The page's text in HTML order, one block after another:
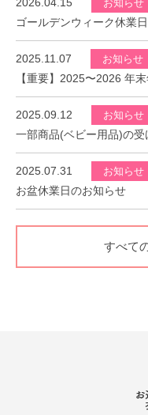
お知らせ
ゴールデンウィーク休業
2025.11.07 お知らせ
【重要】2025〜2026 年
2025.09.12 お知らせ
一部商品(ベビー用品)の受
2025.07.31 お知らせ
お盆休業日のお知らせ
すべて